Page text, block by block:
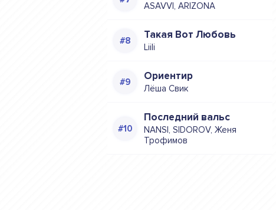
ASAVVI, ARIZONA
Такая Вот Любовь
Liili
Ориентир
Лёша Свик
Последний вальс
NANSI, SIDOROV, Женя
Трофимов